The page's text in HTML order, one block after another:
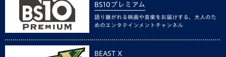
BS10プレミアム
語り継がれる映画や音楽をお届けする、大人のた
めのエンタテインメントチャンネル
BEAST X